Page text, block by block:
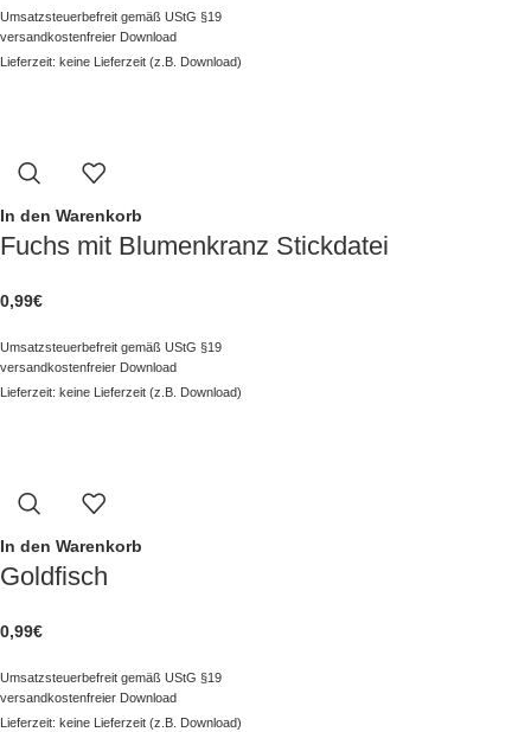
Umsatzsteuerbefreit gemäß UStG §19
versandkostenfreier Download
Lieferzeit: keine Lieferzeit (z.B. Download)
In den Warenkorb
Fuchs mit Blumenkranz Stickdatei
0,99€
Umsatzsteuerbefreit gemäß UStG §19
versandkostenfreier Download
Lieferzeit: keine Lieferzeit (z.B. Download)
In den Warenkorb
Goldfisch
0,99€
Umsatzsteuerbefreit gemäß UStG §19
versandkostenfreier Download
Lieferzeit: keine Lieferzeit (z.B. Download)